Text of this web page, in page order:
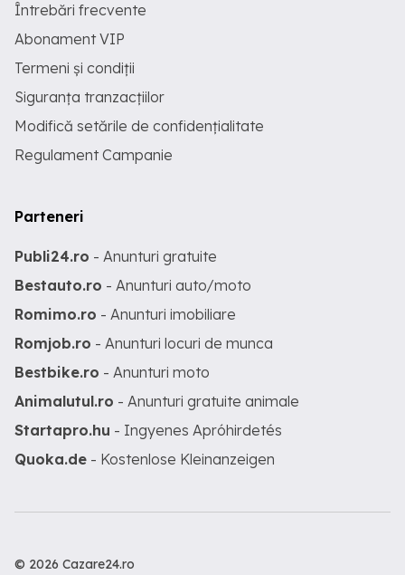
Întrebări frecvente
Abonament VIP
Termeni și condiții
Siguranța tranzacțiilor
Modifică setările de confidențialitate
Regulament Campanie
Parteneri
Publi24.ro - Anunturi gratuite
Bestauto.ro - Anunturi auto/moto
Romimo.ro - Anunturi imobiliare
Romjob.ro - Anunturi locuri de munca
Bestbike.ro - Anunturi moto
Animalutul.ro - Anunturi gratuite animale
Startapro.hu - Ingyenes Apróhirdetés
Quoka.de - Kostenlose Kleinanzeigen
© 2026 Cazare24.ro